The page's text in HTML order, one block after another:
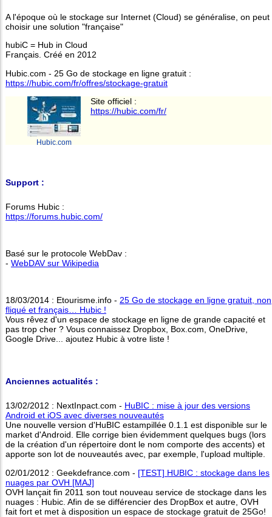
A l'époque où le stockage sur Internet (Cloud) se généralise, on peut
choisir une solution "française"
hubiC = Hub in Cloud
Français. Créé en 2012
Hubic.com - 25 Go de stockage en ligne gratuit :
https://hubic.com/fr/offres/stockage-gratuit
Hubic.com
Site officiel :
https://hubic.com/fr/
Support :
Forums Hubic :
https://forums.hubic.com/
Basé sur le protocole WebDav :
- WebDAV sur Wikipedia
18/03/2014 : Etourisme.info - 25 Go de stockage en ligne gratuit, non
fliqué et français… Hubic !
Vous rêvez d'un espace de stockage en ligne de grande capacité et
pas trop cher ? Vous connaissez Dropbox, Box.com, OneDrive,
Google Drive... ajoutez Hubic à votre liste !
Anciennes actualités :
13/02/2012 : NextInpact.com - HuBIC : mise à jour des versions
Android et iOS avec diverses nouveautés
Une nouvelle version d'HuBIC estampillée 0.1.1 est disponible sur le
market d'Android. Elle corrige bien évidemment quelques bugs (lors
de la création d'un répertoire dont le nom comporte des accents) et
apporte son lot de nouveautés avec, par exemple, l'upload multiple.
02/01/2012 : Geekdefrance.com - [TEST] HUBIC : stockage dans les
nuages par OVH [MAJ]
OVH lançait fin 2011 son tout nouveau service de stockage dans les
nuages : Hubic. Afin de se différencier des DropBox et autre, OVH
fait fort et met à disposition un espace de stockage gratuit de 25Go!